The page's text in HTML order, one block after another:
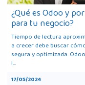
¿Qué es Odoo y
para tu negocio?
Tiempo de lectura
a crecer debe buscar
segura y optimizada.
l...
17/05/2024